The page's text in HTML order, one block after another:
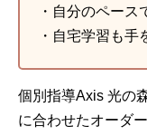
・自分のペー
・自宅学習も手
個別指導Axis 光の
に合わせたオーダ